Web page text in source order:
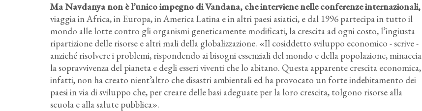
Ma Navdanya non è l’unico impegno di Vandana, che interviene nelle conferenze internazionali,
viaggia in Africa, in Europa, in America Latina e in altri paesi asiatici, e dal 1996 partecipa in tutto il
mondo alle lotte contro gli organismi geneticamente modificati, la crescita ad ogni costo, l’ingiusta
ripartizione delle risorse e altri mali della globalizzazione. «Il cosiddetto sviluppo economico - scrive -
anziché risolvere i problemi, rispondendo ai bisogni essenziali del mondo e della popolazione, minaccia
la sopravvivenza del pianeta e degli esseri viventi che lo abitano. Questa apparente crescita economica,
infatti, non ha creato nient’altro che disastri ambientali ed ha provocato un forte indebitamento dei
paesi in via di sviluppo che, per creare delle basi adeguate per la loro crescita, tolgono risorse alla
scuola e alla salute pubblica».